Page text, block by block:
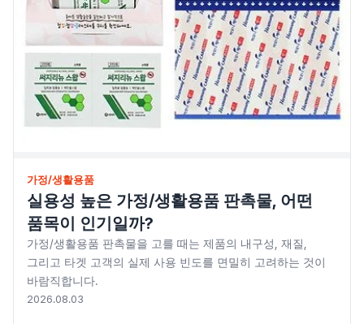
가정/생활용품
실용성 높은 가정/생활용품 판촉물, 어떤
품목이 인기일까?
가정/생활용품 판촉물을 고를 때는 제품의 내구성, 재질,
그리고 타겟 고객의 실제 사용 빈도를 면밀히 고려하는 것이
바람직합니다.
2026.08.03